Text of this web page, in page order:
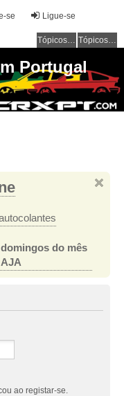
Ligue-se
se
Tópicos sem resposta Tópicos ativos
Portugal
do mês
ao registar-se.